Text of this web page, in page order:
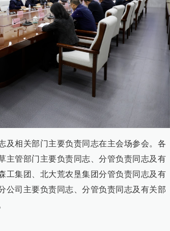
及相关部门主要负责同志在主会场参会。各
主管部门主要负责同志、分管负责同志及有
工集团、北大荒农垦集团分管负责同志及有
公司主要负责同志、分管负责同志及有关部